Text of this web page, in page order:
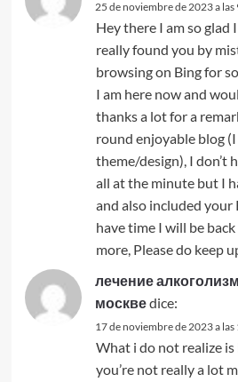
25 de noviembre de 2023 a las
Hey there I am so glad
really found you by
browsing on Bing for
I am here now and
thanks a lot for a
round enjoyable blog
theme/design), I don’t
all at the minute but I
and also included your
have time I will be
more, Please do keep
лечение
москвеdice:
17 de noviembre de 2023 a las
What i do not realize
you’re not really a lot